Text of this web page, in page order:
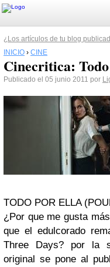
¿Los artículos de tu blog
INICIO › CINE
Cinecritica:
Publicado el 05 junio 2011 por
TODO POR ELLA
¿Por que me gusta
que el edulcorado
Three Days? por la
original se pone al